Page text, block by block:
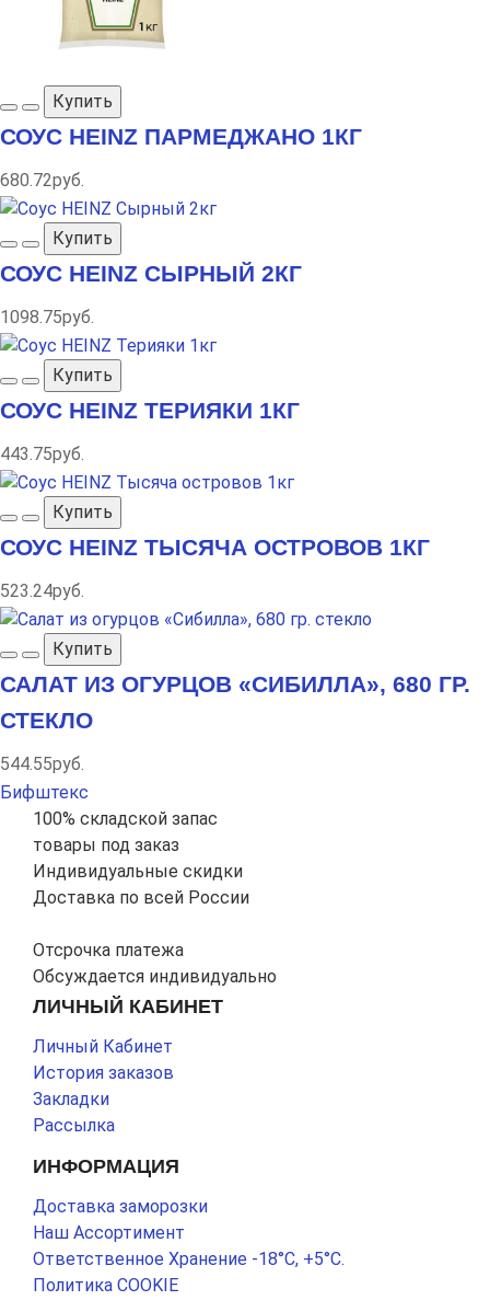
Купить
СОУС HEINZ ПАРМЕДЖАНО 1КГ
680.72руб.
Купить
СОУС HEINZ СЫРНЫЙ 2КГ
1098.75руб.
Купить
СОУС HEINZ ТЕРИЯКИ 1КГ
443.75руб.
Купить
СОУС HEINZ ТЫСЯЧА ОСТРОВОВ 1КГ
523.24руб.
Купить
САЛАТ ИЗ ОГУРЦОВ «СИБИЛЛА», 680 ГР.
СТЕКЛО
544.55руб.
Бифштекс
100% складской запас
товары под заказ
Индивидуальные скидки
Доставка по всей России
Отсрочка платежа
Обсуждается индивидуально
ЛИЧНЫЙ КАБИНЕТ
Личный Кабинет
История заказов
Закладки
Рассылка
ИНФОРМАЦИЯ
Доставка заморозки
Наш Ассортимент
Ответственное Хранение -18°С, +5°С.
Политика COOKIE